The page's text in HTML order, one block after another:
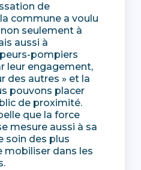
de
commune a voulu
seulement à
aussi à
pompiers
leur engagement,
des autres » et la
pouvons placer
de proximité.
que la force
mesure aussi à sa
soin des plus
mobiliser dans les